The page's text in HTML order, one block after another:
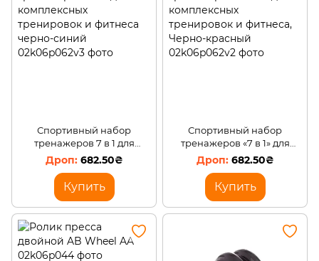
Спортивный набор
тренажеров 7 в 1 для
комплексных тренировок
и фитнеса черно-синий
682.50₴
Купить
Спортивный набор
тренажеров «7 в 1» для
комплексных тренировок
и фитнеса, Черно-красный
682.50₴
Купить